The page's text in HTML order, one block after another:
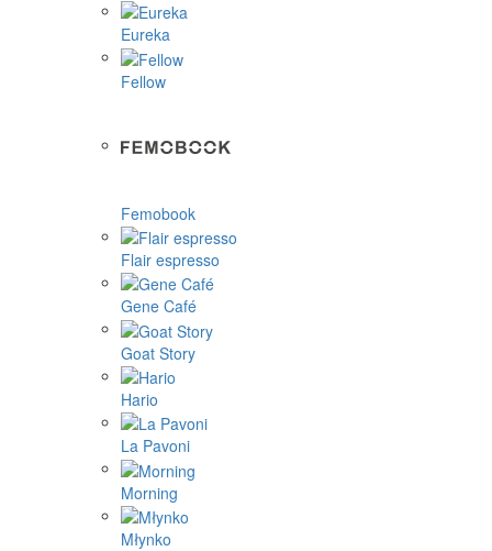
Eureka
Fellow
Femobook
Flair espresso
Gene Café
Goat Story
Hario
La Pavoni
Morning
Młynko